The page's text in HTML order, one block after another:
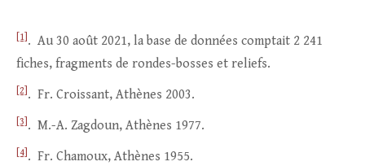
[1] . Au 30 août 2021, la base de données comptait 2 241
fiches, fragments de rondes-bosses et reliefs.
[2] . Fr. Croissant, Athènes 2003.
[3] . M.-A. Zagdoun, Athènes 1977.
[4] . Fr. Chamoux, Athènes 1955.